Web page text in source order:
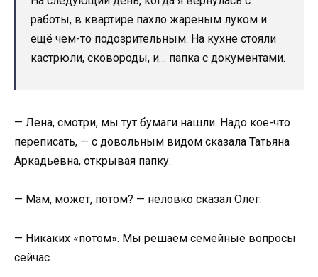
работы, в квартире пахло жареным луком и
ещё чем-то подозрительным. На кухне стояли
кастрюли, сковороды, и… папка с документами.
— Лена, смотри, мы тут бумаги нашли. Надо кое-что
переписать, — с довольным видом сказала Татьяна
Аркадьевна, открывая папку.
— Мам, может, потом? — неловко сказал Олег.
— Никаких «потом». Мы решаем семейные вопросы
сейчас.